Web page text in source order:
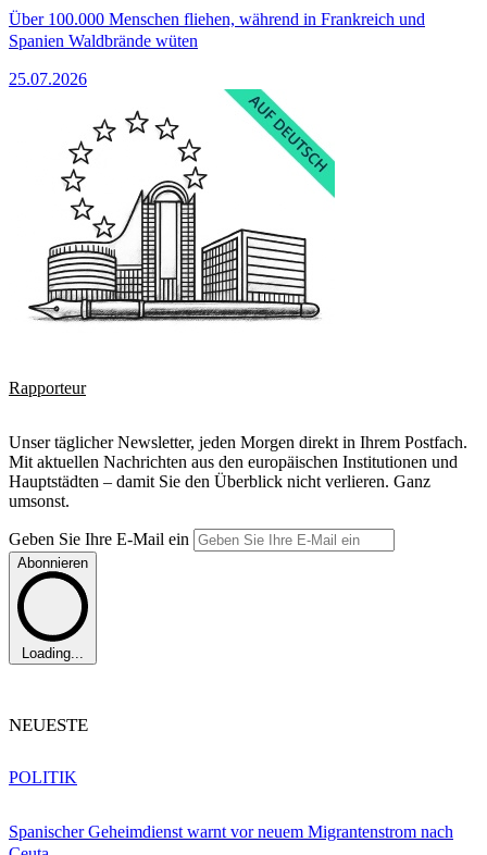
Über 100.000 Menschen fliehen, während in Frankreich und
Spanien Waldbrände wüten
25.07.2026
Rapporteur
Unser täglicher Newsletter, jeden Morgen direkt in Ihrem Postfach.
Mit aktuellen Nachrichten aus den europäischen Institutionen und
Hauptstädten – damit Sie den Überblick nicht verlieren. Ganz
umsonst.
Geben Sie Ihre E-Mail ein
Abonnieren
Loading...
NEUESTE
Spanischer Geheimdienst warnt vor neuem Migrantenstrom nach
POLITIK